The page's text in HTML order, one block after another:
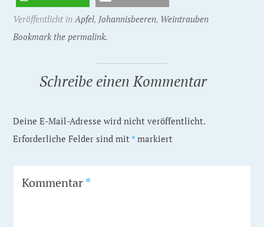
Veröffentlicht inApfel, Johannisbeeren, Weintrauben
Bookmark the permalink.
Schreibe einen Kommentar
Deine E-Mail-Adresse wird nicht veröffentlicht.
Erforderliche Felder sind mit * markiert
Kommentar*